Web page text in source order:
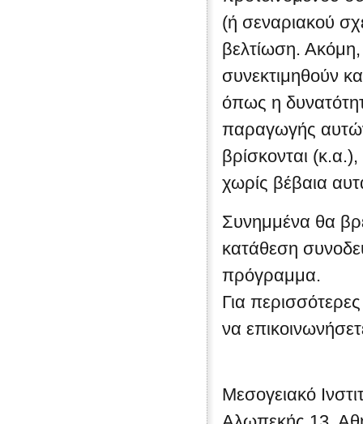
(ή σεναριακού
βελτίωση.
συνεκτιμηθούν
όπως η
παραγωγής
βρίσκονται (κ.α.),
χωρίς βέβαια
Συνημμένα θα
κατάθεση
πρόγραμμα.
Για
να
Μεσογειακό